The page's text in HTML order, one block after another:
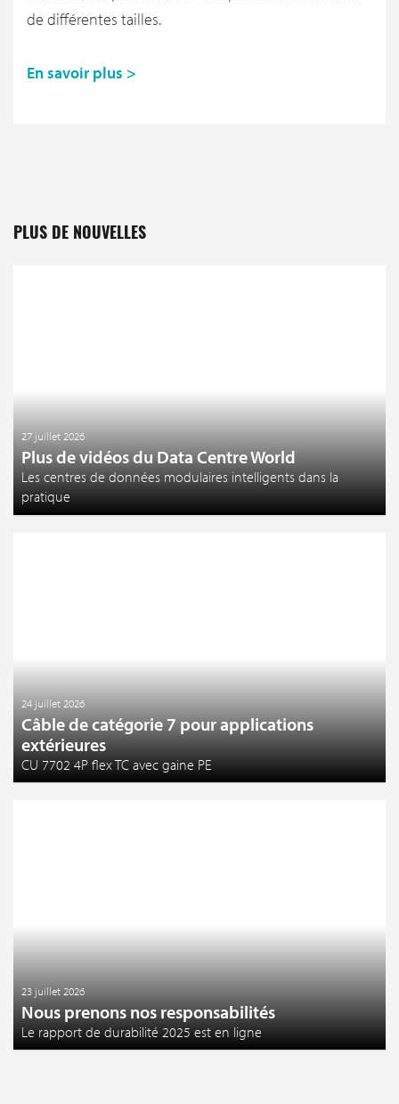
de différentes tailles.
En savoir plus >
PLUS DE NOUVELLES
27 juillet 2026
Plus de vidéos du Data Centre World
Les centres de données modulaires intelligents dans la
pratique
24 juillet 2026
Câble de catégorie 7 pour applications
extérieures
CU 7702 4P flex TC avec gaine PE
23 juillet 2026
Nous prenons nos responsabilités
Le rapport de durabilité 2025 est en ligne